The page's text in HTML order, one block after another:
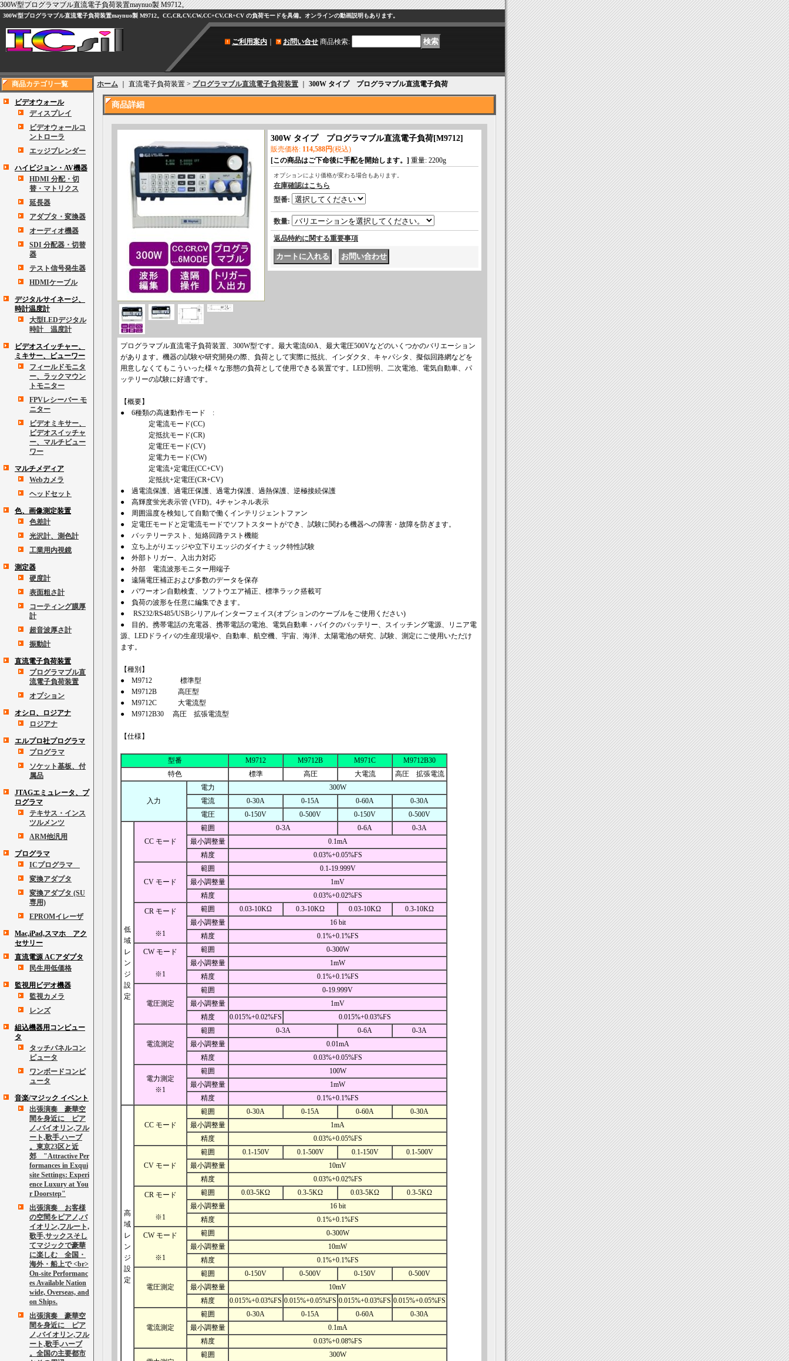
300W型プログラマブル直流電子負荷装置maynuo製 M9712。
300W型プログラマブル直流電子負荷装置maynuo製 M9712。CC,CR,CV,CW,CC+CV,CR+CV の負荷モードを具備。オンラインの動画説明もあります。
ご利用案内｜ お問い合せ 商品検索:
商品カテゴリ一覧
ビデオウォール
ディスプレイ
ビデオウォールコ
ントローラ
エッジブレンダー
ハイビジョン・AV機器
HDMI 分配・切
替・マトリクス
延長器
アダプタ・変換器
オーディオ機器
SDI 分配器・切替
器
テスト信号発生器
HDMIケーブル
デジタルサイネージ、
時計温度計
大型LEDデジタル
時計 温度計
ビデオスイッチャー、
ミキサー、ビューワー
フィールドモニタ
ー、ラックマウン
トモニター
FPVレシーバー モ
ニター
ビデオミキサー、
ビデオスイッチャ
ー、マルチビュー
ワー
マルチメディア
Webカメラ
ヘッドセット
色、画像測定装置
色差計
光沢計、測色計
工業用内視鏡
測定器
硬度計
表面粗さ計
コーティング膜厚
計
超音波厚さ計
振動計
直流電子負荷装置
プログラマブル直
流電子負荷装置
オプション
オシロ、ロジアナ
ロジアナ
エルプロ社プログラマ
プログラマ
ソケット基板、付
属品
JTAGエミュレータ、プ
ログラマ
テキサス・インス
ツルメンツ
ARM他汎用
プログラマ
ICプログラマ
変換アダプタ
変換アダプタ (SU
専用)
EPROMイレーザ
Mac,iPad,スマホ アク
セサリー
直流電源 ACアダプタ
民生用低価格
監視用ビデオ機器
監視カメラ
レンズ
組込機器用コンピュー
タ
タッチパネルコン
ピュータ
ワンボードコンピ
ュータ
音楽/マジック イベント
出張演奏 豪華空
間を身近に ピア
ノ,バイオリン,フル
ート,歌手,ハーブ
。東京23区と近
郊 "Attractive Per
formances in Exqui
site Settings: Experi
ence Luxury at You
r Doorstep"
出張演奏 お客様
の空間をピアノ,バ
イオリン,フルート,
歌手,サックスそし
てマジックで豪華
に楽しむ 全国・
海外・船上で <br>
On-site Performanc
es Available Nation
wide, Overseas, and
on Ships.
出張演奏 豪華空
間を身近に ピア
ノ,バイオリン,フル
ート,歌手,ハーブ
。全国の主要都市
ホーム ｜ 直流電子負荷装置 > プログラマブル直流電子負荷装置 300W タイプ プログラマブル直流電子負荷
商品詳細
300W タイプ プログラマブル直流電子負荷[M9712]
販売価格: 114,588円(税込)
[この商品はご下命後に手配を開始します。] 重量: 2200g
オプションにより価格が変わる場合もあります。
在庫確認はこちら
型番:
数量:
返品特約に関する重要事項
プログラマブル直流電子負荷装置、300W型です。最大電流60A、最大電圧500Vなどのいくつかのバリエーション
があります。機器の試験や研究開発の際、負荷として実際に抵抗、インダクタ、キャパシタ、擬似回路網などを
用意しなくてもこういった様々な形態の負荷として使用できる装置です。LED照明、二次電池、電気自動車、パ
ッテリーの試験に好適です。
【概要】
● 6種類の高速動作モード :
定電流モード(CC)
定抵抗モード(CR)
定電圧モード(CV)
定電力モード(CW)
定電流+定電圧(CC+CV)
定抵抗+定電圧(CR+CV)
● 過電流保護、過電圧保護、過電力保護、過熱保護、逆極接続保護
● 高輝度蛍光表示管 (VFD)。4チャンネル表示
● 周囲温度を検知して自動で働くインテリジェントファン
● 定電圧モードと定電流モードでソフトスタートができ、試験に関わる機器への障害・故障を防ぎます。
● バッテリーテスト、短絡回路テスト機能
● 立ち上がりエッジや立下りエッジのダイナミック特性試験
● 外部トリガー、入出力対応
● 外部 電流波形モニター用端子
● 遠隔電圧補正および多数のデータを保存
● パワーオン自動検査、ソフトウエア補正、標準ラック搭載可
● 負荷の波形を任意に編集できます。
● RS232/RS485/USBシリアルインターフェイス(オプションのケーブルをご使用ください)
● 目的。携帯電話の充電器、携帯電話の電池、電気自動車・バイクのバッテリー、スイッチング電源、リニア電
源、LEDドライバの生産現場や、自動車、航空機、宇宙、海洋、太陽電池の研究、試験、測定にご使用いただけ
ます。
【種別】
● M9712 標準型
● M9712B 高圧型
● M9712C 大電流型
● M9712B30 高圧 拡張電流型
【仕様】
型番 M9712 M9712B M971C
M9712B30
特色
標準 高圧 大電流 高圧 拡張電流
入力
電力
300W
電流
0-30A 0-15A 0-60A
0-30A
電圧
0-150V 0-500V 0-150V 0-500V
低
域
レ
ン
ジ
設
定
CC モード
範囲 0-3A 0-6A
0-3A
最小調整量
0.1mA
精度
0.03%+0.05%FS
CV モード
範囲
0.1-19.999V
最小調整量
1mV
精度
0.03%+0.02%FS
CR モード
※1
範囲 0.03-10KΩ 0.3-10KΩ 0.03-10KΩ
0.3-10KΩ
最小調整量
16 bit
精度
0.1%+0.1%FS
CW モード
※1
範囲
0-300W
最小調整量
1mW
精度
0.1%+0.1%FS
電圧測定
範囲
0-19.999V
最小調整量
1mV
精度
0.015%+0.02%FS 0.015%+0.03%FS
電流測定
範囲 0-3A 0-6A
0-3A
最小調整量
0.01mA
精度
0.03%+0.05%FS
電力測定
※1
範囲
100W
最小調整量
1mW
精度
0.1%+0.1%FS
高
域
レ
ン
ジ
設
定
CC モード
範囲 0-30A 0-15A 0-60A
0-30A
最小調整量
1mA
精度
0.03%+0.05%FS
CV モード
範囲 0.1-150V 0.1-500V 0.1-150V
0.1-500V
最小調整量
10mV
精度
0.03%+0.02%FS
CR モード
※1
範囲 0.03-5KΩ 0.3-5KΩ 0.03-5KΩ
0.3-5KΩ
最小調整量
16 bit
精度
0.1%+0.1%FS
CW モード
※1
範囲
0-300W
最小調整量
10mW
精度
0.1%+0.1%FS
電圧測定
範囲 0-150V 0-500V 0-150V
0-500V
最小調整量
10mV
精度
0.015%+0.03%FS 0.015%+0.05%FS 0.015%+0.03%FS 0.015%+0.05%FS
電流測定
範囲 0-30A 0-15A 0-60A
0-30A
最小調整量
0.1mA
精度
0.03%+0.08%FS
範囲
300W